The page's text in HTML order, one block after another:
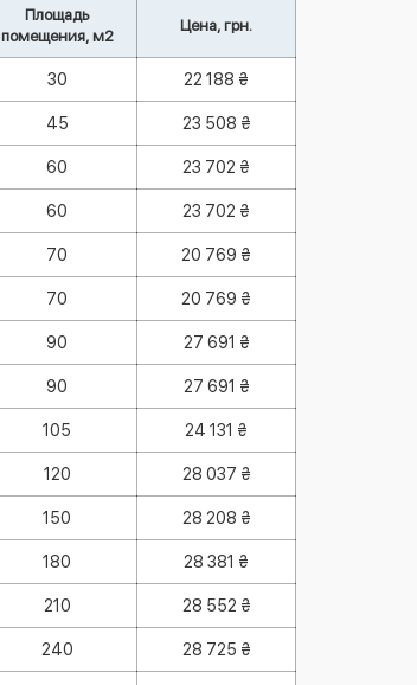
Площадь
помещения, м2
Цена, грн.
30 22 188 ₴
45 23 508 ₴
60 23 702 ₴
60 23 702 ₴
70 20 769 ₴
70 20 769 ₴
90 27 691 ₴
90 27 691 ₴
105 24 131 ₴
120 28 037 ₴
150 28 208 ₴
180 28 381 ₴
210 28 552 ₴
240 28 725 ₴